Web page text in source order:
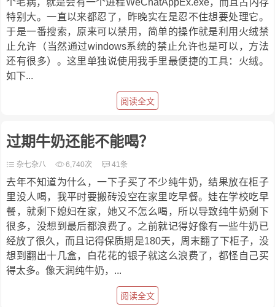
个毛病，就是会有一个进程WeChatAppEx.exe，而且占内存
特别大。一直以来都忍了，昨晚实在是忍不住想要处理它。
于是一番搜索，原来可以禁用，简单的操作就是利用火绒禁
止允许（当然通过windows系统的禁止允许也是可以，方法
还有很多）。这里单独说使用我手里最便捷的工具：火绒。
如下...
阅读全文
过期牛奶还能不能喝？
杂七杂八 6,740次 41条
去年不知道为什么，一下子买了不少纯牛奶，结果放在柜子
里没人喝，我平时要搬砖没空在家里吃早餐。娃在学校吃早
餐，就剩下媳妇在家，她又不怎么喝，所以导致纯牛奶剩下
很多，没想到最后都浪费了。之前就记得好像有一些牛奶已
经放了很久，而且记得保质期是180天，周末翻了下柜子，没
想到翻出十几盒，白花花的银子就这么浪费了，都怪自己买
得太多。像天润纯牛奶，...
阅读全文